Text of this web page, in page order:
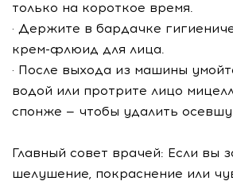
только на короткое время.
· Держите в бардачке
крем-флюид для лица.
· После выхода из машины
водой или протрите лицо
спонже — чтобы удалить
Главный совет врачей: Если вы
шелушение, покраснение или